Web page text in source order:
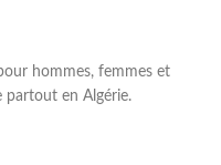
hommes, femmes et
partout en Algérie.